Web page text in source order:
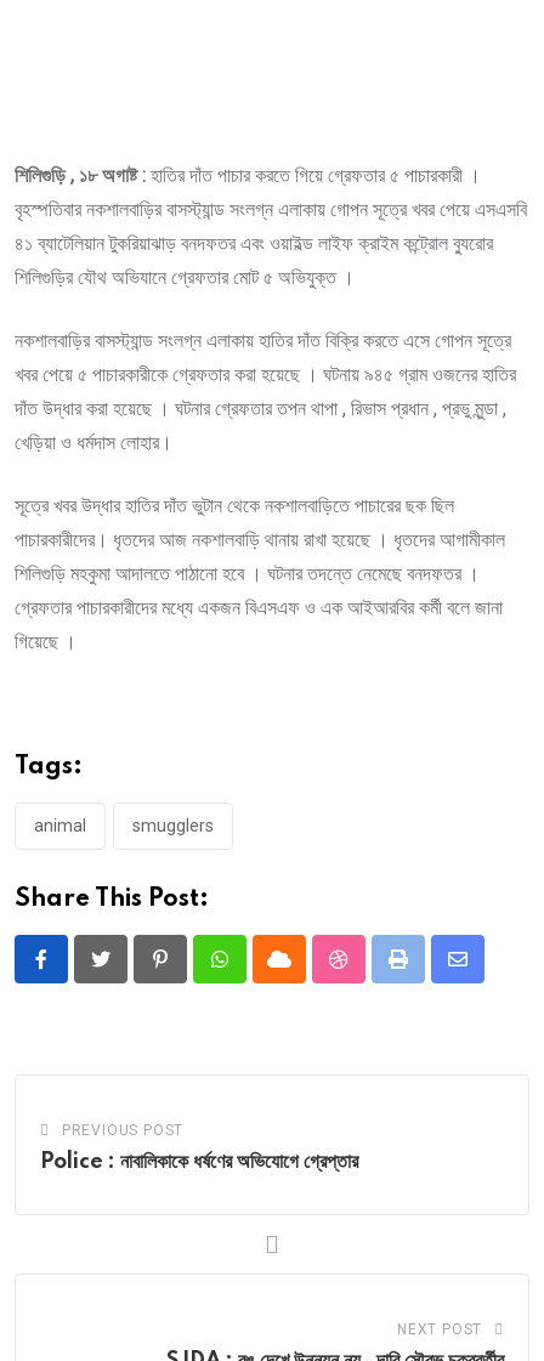
শিলিগুড়ি , ১৮ অগাষ্ট : হাতির দাঁত পাচার করতে গিয়ে গ্রেফতার ৫ পাচারকারী ।
বৃহস্পতিবার নকশালবাড়ির বাসস্ট্যান্ড সংলগ্ন এলাকায় গোপন সূত্রে খবর পেয়ে এস‌এসবি
৪১ ব্যাটেলিয়ান টুকরিয়াঝাড় বনদফতর এবং ওয়াইল্ড লাইফ ক্রাইম কন্ট্রোল ব্যুরোর
শিলিগুড়ির যৌথ অভিযানে গ্রেফতার মোট ৫ অভিযুক্ত ।
নকশালবাড়ির বাসস্ট্যান্ড সংলগ্ন এলাকায় হাতির দাঁত বিক্রি করতে এসে গোপন সূত্রে
খবর পেয়ে ৫ পাচারকারীকে গ্রেফতার করা হয়েছে । ঘটনায় ৯৪৫ গ্রাম ওজনের হাতির
দাঁত উদ্ধার করা হয়েছে । ঘটনার গ্রেফতার তপন থাপা , রিভাস প্রধান , প্রভু মুন্ডা ,
খেড়িয়া ও ধর্মদাস লোহার।
সূত্রে খবর উদ্ধার হাতির দাঁত ভুটান থেকে নকশালবাড়িতে পাচারের ছক ছিল
পাচারকারীদের।‌‌ ধৃতদের আজ নকশালবাড়ি থানায় রাখা হয়েছে । ধৃতদের আগামীকাল
শিলিগুড়ি মহকুমা আদালতে পাঠানো হবে । ঘটনার তদন্তে নেমেছে বনদফতর ।
গ্রেফতার পাচারকারীদের মধ্যে একজন বিএসএফ ও এক আইআরবির কর্মী বলে জানা
গিয়েছে ‌।
Tags:
animal smugglers
Share This Post:
PinterestWhatsappCloud StumbleUpon
Print
Share
PREVIOUS POST
Police : নাবালিকাকে ধর্ষণের অভিযোগে গ্রেপ্তার
NEXT POST